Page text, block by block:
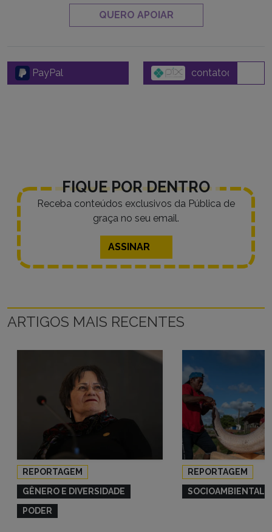
QUERO APOIAR
PayPal
FIQUE POR DENTRO
Receba conteúdos exclusivos da Pública de
graça no seu email.
ASSINAR
ARTIGOS MAIS RECENTES
REPORTAGEM
GÊNERO E DIVERSIDADE
PODER
REPORTAGEM
SOCIOAMBIENTAL